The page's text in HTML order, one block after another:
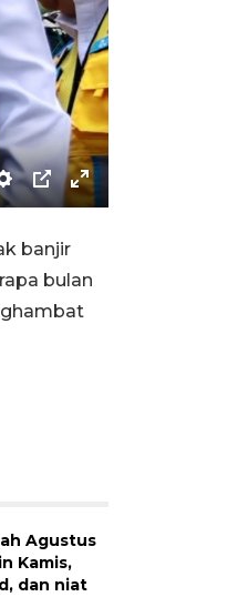
Settings
PIP Enter
banjir
bulan
Agustus
Kamis,
dan niat